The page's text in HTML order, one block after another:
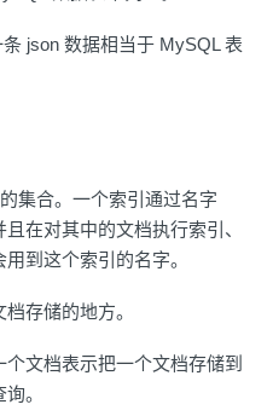
json 数据相当于 MySQL 表
集合。一个索引通过名字
在对其中的文档执行索引、
到这个索引的名字。
存储的地方。
文档表示把一个文档存储到
。